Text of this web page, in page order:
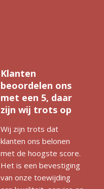
Klanten
beoordelen ons
met een 5, daar
zijn wij trots op
Wij zijn trots dat
klanten ons belonen
met de hoogste score.
Het is een bevestiging
van onze toewijding